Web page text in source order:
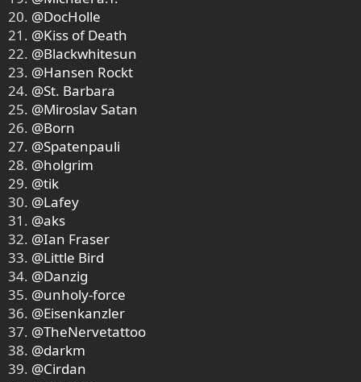
20. @DocHolle
21. @Kiss of Death
22. @Blackwhitesun
23. @Hansen Rockt
24. @St. Barbara
25. @Miroslav Satan
26. @Born
27. @Spatenpauli
28. @holgrim
29. @tik
30. @Lafey
31. @aks
32. @Ian Fraser
33. @Little Bird
34. @Danzig
35. @unholy-force
36. @Eisenkanzler
37. @TheNervetattoo
38. @darkm
39. @Cirdan